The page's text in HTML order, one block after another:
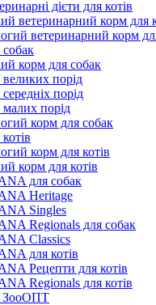
дієти для котів
ветеринарний корм для
ветеринарний корм
корм для собак
порід
порід
порід
корм для собак
корм для котів
корм для котів
для собак
Heritage
Singles
Regionals для собак
Classics
для котів
Рецепти для котів
Regionals для котів
ЗооОПТ